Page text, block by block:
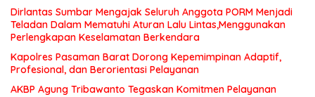
Dirlantas Sumbar Mengajak Seluruh Anggota PORM Menjadi
Teladan Dalam Mematuhi Aturan Lalu Lintas,Menggunakan
Perlengkapan Keselamatan Berkendara
Kapolres Pasaman Barat Dorong Kepemimpinan Adaptif,
Profesional, dan Berorientasi Pelayanan
AKBP Agung Tribawanto Tegaskan Komitmen Pelayanan